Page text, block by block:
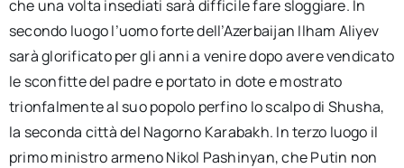
che una volta insediati sarà difficile fare sloggiare. In
secondo luogo l’uomo forte dell’Azerbaijan Ilham Aliyev
sarà glorificato per gli anni a venire dopo avere vendicato
le sconfitte del padre e portato in dote e mostrato
trionfalmente al suo popolo perfino lo scalpo di Shusha,
la seconda città del Nagorno Karabakh. In terzo luogo il
primo ministro armeno Nikol Pashinyan, che Putin non